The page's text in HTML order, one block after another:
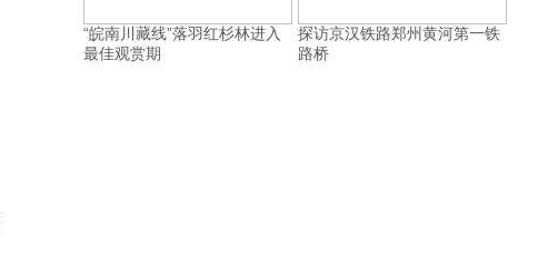
“皖南川藏线”落羽红杉林进入
最佳观赏期
探访京汉铁路郑州黄河第一铁
路桥